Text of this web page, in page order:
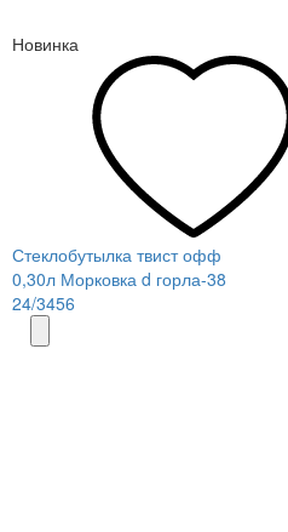
Новинка
Стеклобутылка твист офф
0,30л Морковка d горла-38
24/3456